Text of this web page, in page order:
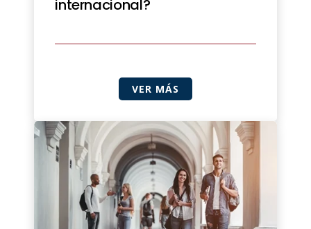
internacional?
VER MÁS